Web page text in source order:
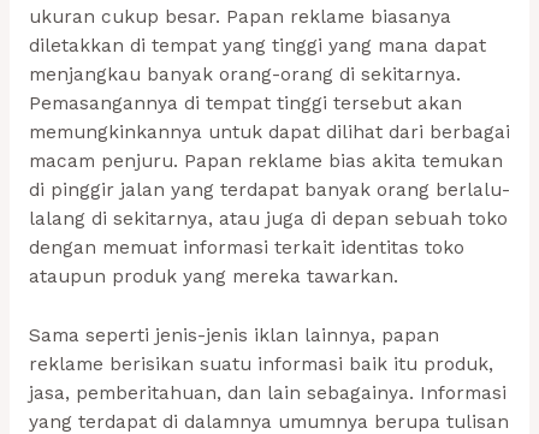
ukuran cukup besar. Papan reklame biasanya
diletakkan di tempat yang tinggi yang mana dapat
menjangkau banyak orang-orang di sekitarnya.
Pemasangannya di tempat tinggi tersebut akan
memungkinkannya untuk dapat dilihat dari berbagai
macam penjuru. Papan reklame bias akita temukan
di pinggir jalan yang terdapat banyak orang berlalu-
lalang di sekitarnya, atau juga di depan sebuah toko
dengan memuat informasi terkait identitas toko
ataupun produk yang mereka tawarkan.
Sama seperti jenis-jenis iklan lainnya, papan
reklame berisikan suatu informasi baik itu produk,
jasa, pemberitahuan, dan lain sebagainya. Informasi
yang terdapat di dalamnya umumnya berupa tulisan